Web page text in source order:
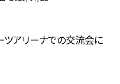
ツアリーナでの交流会に